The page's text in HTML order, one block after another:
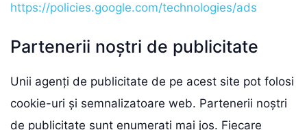
https://policies.google.com/technologies/ads
Partenerii noștri de publicitate
Unii agenți de publicitate de pe acest site pot folosi
cookie-uri și semnalizatoare web. Partenerii noștri
de publicitate sunt enumerați mai jos. Fiecare